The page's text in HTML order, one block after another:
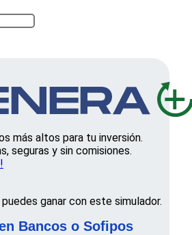
más altos para tu inversión.
seguras y sin comisiones.
ganar con este simulador.
Bancos o Sofipos